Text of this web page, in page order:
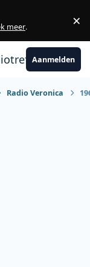
meer. ×
Aanmelden
Radio Veronica